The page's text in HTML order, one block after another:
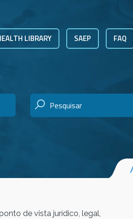
LIBRARY SAEP FAQ
de vista jurídico, legal,